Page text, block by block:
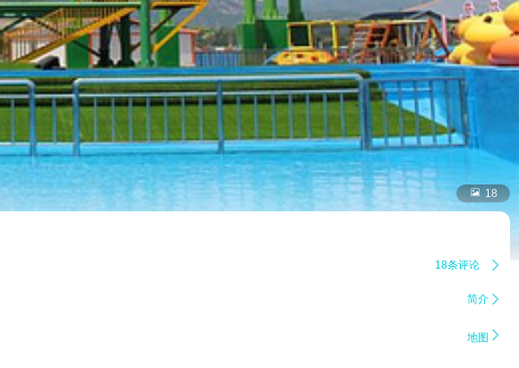
 18
18条评论 
简介 
地图 